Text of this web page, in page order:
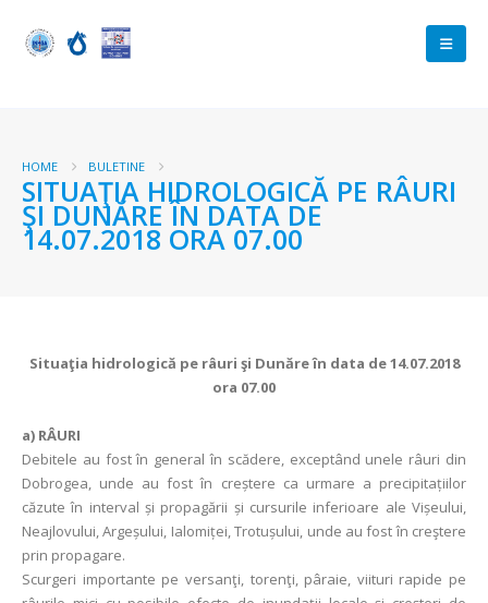
HOME BULETINE
SITUAŢIA HIDROLOGICĂ PE RÂURI
ŞI DUNĂRE ÎN DATA DE
14.07.2018 ORA 07.00
Situaţia hidrologică pe râuri şi Dunăre în data de 14.07.2018
ora 07.00
a) RÂURI
Debitele au fost în general în scădere, exceptând unele râuri din
Dobrogea, unde au fost în creștere ca urmare a precipitațiilor
căzute în interval și propagării și cursurile inferioare ale Vișeului,
Neajlovului, Argeșului, Ialomiței, Trotușului, unde au fost în creştere
prin propagare.
Scurgeri importante pe versanţi, torenţi, pâraie, viituri rapide pe